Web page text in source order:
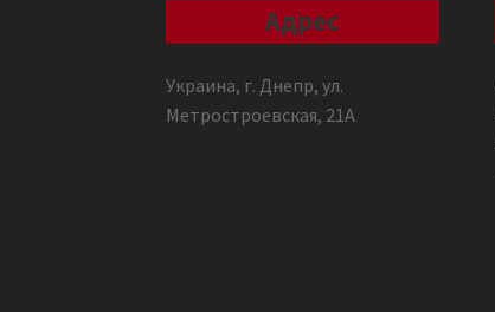
Адрес
Украина, г. Днепр, ул.
Метростроевская, 21А